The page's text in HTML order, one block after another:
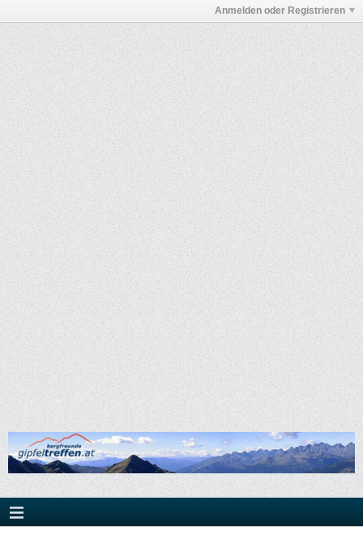
Anmelden oder Registrieren